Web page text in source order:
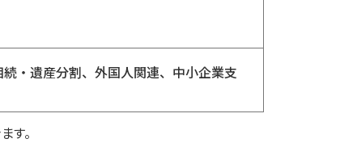
・遺産分割、外国人関連、中小企業支
す。